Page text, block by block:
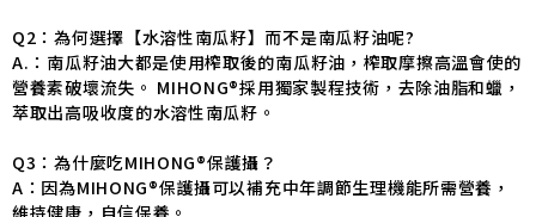
Q2：為何選擇【水溶性南瓜籽】而不是南瓜籽油呢?
A.：南瓜籽油大都是使用榨取後的南瓜籽油，榨取摩擦高溫會使的
營養素破壞流失。 MIHONG®採用獨家製程技術，去除油脂和蠟，
萃取出高吸收度的水溶性南瓜籽。
Q3：為什麼吃MIHONG®保護攝？
A：因為MIHONG®保護攝可以補充中年調節生理機能所需營養，
維持健康，自信保養。